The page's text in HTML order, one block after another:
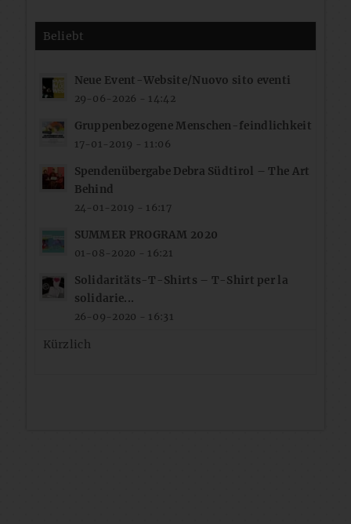
Beliebt
Neue Event-Website/Nuovo sito eventi
29-06-2026 - 14:42
Gruppenbezogene Menschen-feindlichkeit
17-01-2019 - 11:06
Spendenübergabe Debra Südtirol – The Art
Behind
24-01-2019 - 16:17
SUMMER PROGRAM 2020
01-08-2020 - 16:21
Solidaritäts-T-Shirts – T-Shirt per la
solidarie...
26-09-2020 - 16:31
Kürzlich